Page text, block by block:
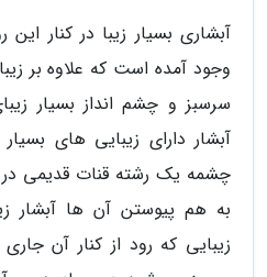
آبشاری بسیار زیبا در کنار
وجود آمده است که علاوه بر
سرسبز و چشم انداز بسیار
آبشار دارای زیبایی های
چشمه یک رشته قنات قدیمی در
به هم پیوستن آن ها آبشار
زیبایی که رود از کنار آن